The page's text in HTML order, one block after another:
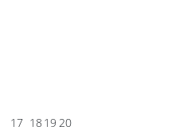
17 18 19 20